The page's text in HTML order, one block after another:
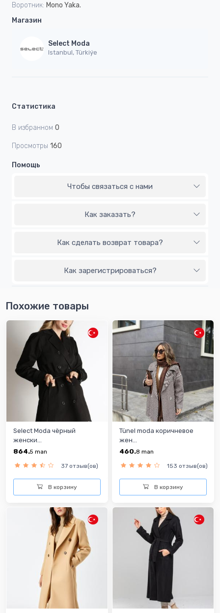
Воротник: Mono Yaka.
Магазин
Select Moda
Istanbul, Türkiýe
Статистика
В избранном 0
Просмотры 160
Помощь
Чтобы связаться с нами
Как заказать?
Как сделать возврат товара?
Как зарегистрироваться?
Похожие товары
Select Moda чёрный
женски...
864.5 man
37 отзыв(ов)
В корзину
Tünel moda коричневoe
жен...
460.8 man
153 отзыв(ов)
В корзину